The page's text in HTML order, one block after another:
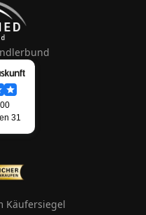
Käufersiegel